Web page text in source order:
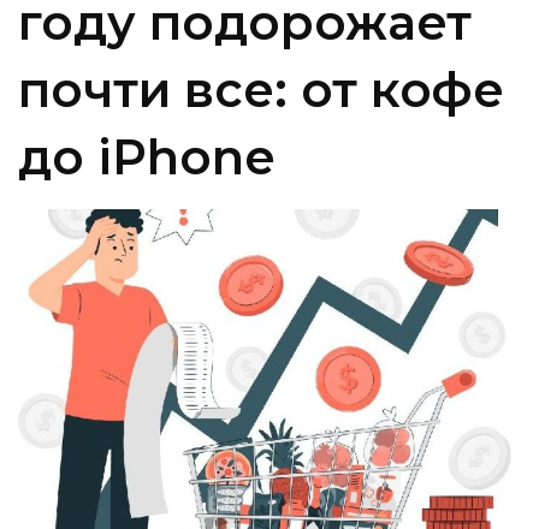
году подорожает
почти все: от кофе
до iPhone